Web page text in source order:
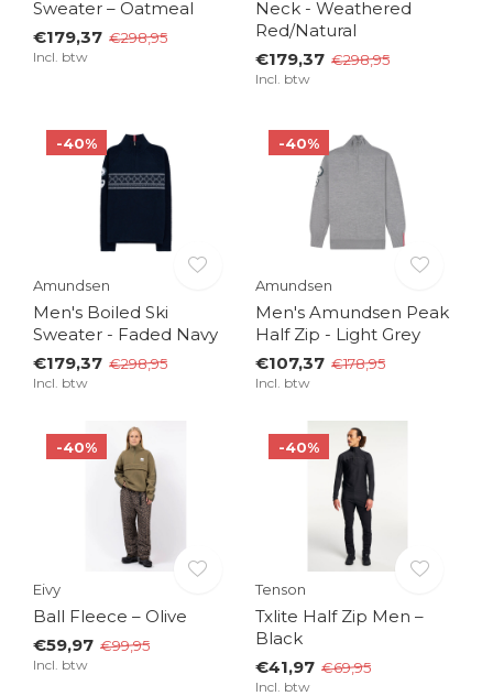
Sweater – Oatmeal
€179,37 €298,95
Incl. btw
Neck - Weathered
Red/Natural
€179,37 €298,95
Incl. btw
-40%
Amundsen
Men's Boiled Ski
Sweater - Faded Navy
€179,37 €298,95
Incl. btw
-40%
Amundsen
Men's Amundsen Peak
Half Zip - Light Grey
€107,37 €178,95
Incl. btw
-40%
Eivy
Ball Fleece – Olive
€59,97 €99,95
Incl. btw
-40%
Tenson
Txlite Half Zip Men –
Black
€41,97 €69,95
Incl. btw